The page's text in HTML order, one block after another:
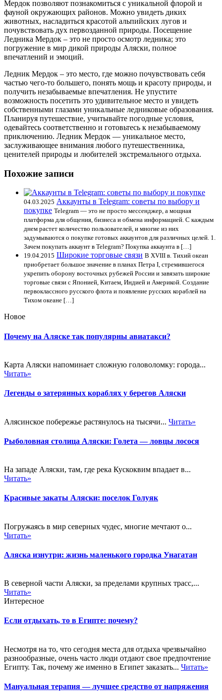
Мердок позволяют познакомиться с уникальной флорой и
фауной окружающих районов. Можно увидеть диких
животных, насладиться красотой альпийских лугов и
почувствовать дух первозданной природы. Посещение
Ледника Мердок – это не просто осмотр ледника; это
погружение в мир дикой природы Аляски, полное
впечатлений и эмоций.
Ледник Мердок – это место, где можно почувствовать себя
частью чего-то большего, понять мощь и красоту природы, и
получить незабываемые впечатления. Не упустите
возможность посетить это удивительное место и увидеть
собственными глазами уникальные ледниковые образования.
Планируя путешествие, учитывайте погодные условия,
одевайтесь соответственно и готовьтесь к незабываемому
приключению. Ледник Мердок — уникальное место,
заслуживающее внимания любого путешественника,
ценителей природы и любителей экстремального отдыха.
Похожие записи
04.03.2025 Аккаунты в Telegram: советы по выбору и
покупке Telegram — это не просто мессенджер, а мощная
платформа для общения, бизнеса и обмена информацией. С каждым
днем растет количество пользователей, и многие из них
задумываются о покупке готовых аккаунтов для различных целей. 1.
Зачем покупать аккаунт в Telegram? Покупка аккаунта в […]
19.04.2015 Широкие торговые связи В XVIII в. Тихий океан
приобретает большое значение в планах Петра I, стремившегося
укрепить оборону восточных рубежей России и завязать широкие
торговые связи с Японией, Китаем, Индией и Америкой. Создание
первоклассного русского флота и появление русских кораблей на
Тихом океане […]
Новое
Почему на Аляске так популярны авиатакси?
Карта Аляски напоминает сложную головоломку: города...
Читать»
Легенды о затерянных кораблях у берегов Аляски
Алясинское побережье растянулось на тысячи... Читать»
Рыболовная столица Аляски: Голета — ловцы лосося
На западе Аляски, там, где река Кускоквим впадает в...
Читать»
Красивые закаты Аляски: поселок Голуяк
Погружаясь в мир северных чудес, многие мечтают о...
Читать»
Аляска изнутри: жизнь маленького городка Унагатан
В северной части Аляски, за пределами крупных трасс,...
Читать»
Интересное
Если отдыхать, то в Египте: почему?
Несмотря на то, что сегодня места для отдыха чрезвычайно
разнообразные, очень часто люди отдают свое предпочтение
Египту. Так, почему же именно в Египет заказать... Читать»
Мануальная терапия — лучшее средство от напряжения